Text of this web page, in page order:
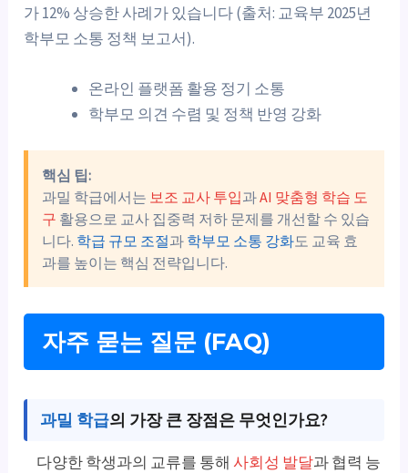
가 12% 상승한 사례가 있습니다 (출처: 교육부 2025년
학부모 소통 정책 보고서).
온라인 플랫폼 활용 정기 소통
학부모 의견 수렴 및 정책 반영 강화
핵심 팁:
과밀 학급에서는 보조 교사 투입과AI 맞춤형 학습 도
구 활용으로 교사 집중력 저하 문제를 개선할 수 있습
니다. 학급 규모 조절과 학부모 소통 강화도 교육 효
과를 높이는 핵심 전략입니다.
자주 묻는 질문 (FAQ)
과밀 학급의 가장 큰 장점은 무엇인가요?
다양한 학생과의 교류를 통해사회성 발달과 협력 능